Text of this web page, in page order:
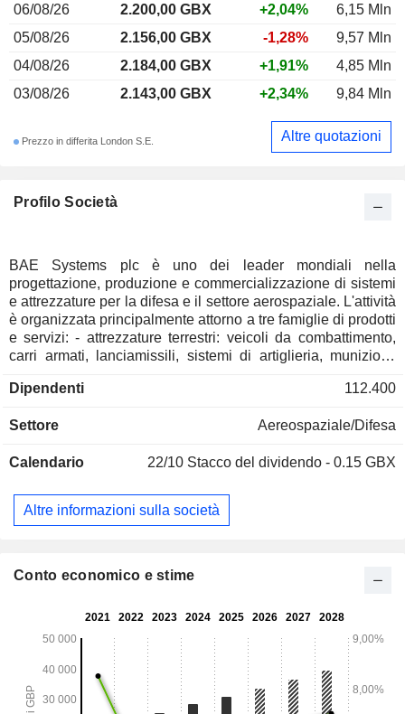
Profilo Società
BAE Systems plc è uno dei leader mondiali nella
progettazione, produzione e commercializzazione di sistemi
e attrezzature per la difesa e il settore aerospaziale. L'attività
è organizzata principalmente attorno a tre famiglie di prodotti
e servizi: - attrezzature terrestri: veicoli da combattimento,
carri armati, lanciamissili, sistemi di artiglieria, munizioni,
simulazione. Il gruppo offre inoltre servizi di riparazione di
aeromobili, imbarcazioni, sottomarini, ecc. Il fatturato netto è
(27,8%), Europa (7,8%), Stati Uniti (46,4%), Arabia Saudita
(0,9%), Canada (0,8%) e altri (0,5%).
Dipendenti 112.400
Settore Aereospaziale/Difesa
Calendario 22/10 Stacco del dividendo - 0.15 GBX
Altre informazioni sulla società
06/08/26
2.200,00 GBX +2,04%
6,15 Mln
05/08/26
2.156,00 GBX -1,28%
9,57 Mln
04/08/26
2.184,00 GBX +1,91%
4,85 Mln
03/08/26
2.143,00 GBX +2,34% 9,84 Mln
Prezzo in differita London S.E. Altre quotazioni
Conto economico e stime